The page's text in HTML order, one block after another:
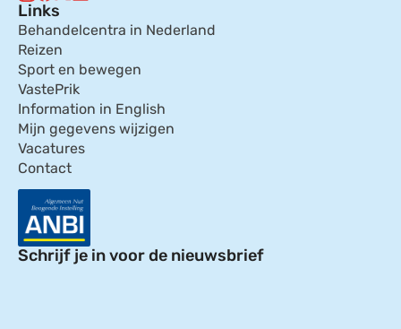
Links
Behandelcentra in Nederland
Reizen
Sport en bewegen
VastePrik
Information in English
Mijn gegevens wijzigen
Vacatures
Contact
Schrijf je in voor de nieuwsbrief